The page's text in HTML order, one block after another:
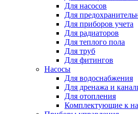
Для насосов
Для
Для приборов учета
Для радиаторов
Для теплого пола
Для труб
Для фитингов
Насосы
Для водоснабжения
Для дренажа и
Для отопления
Комплектующие к